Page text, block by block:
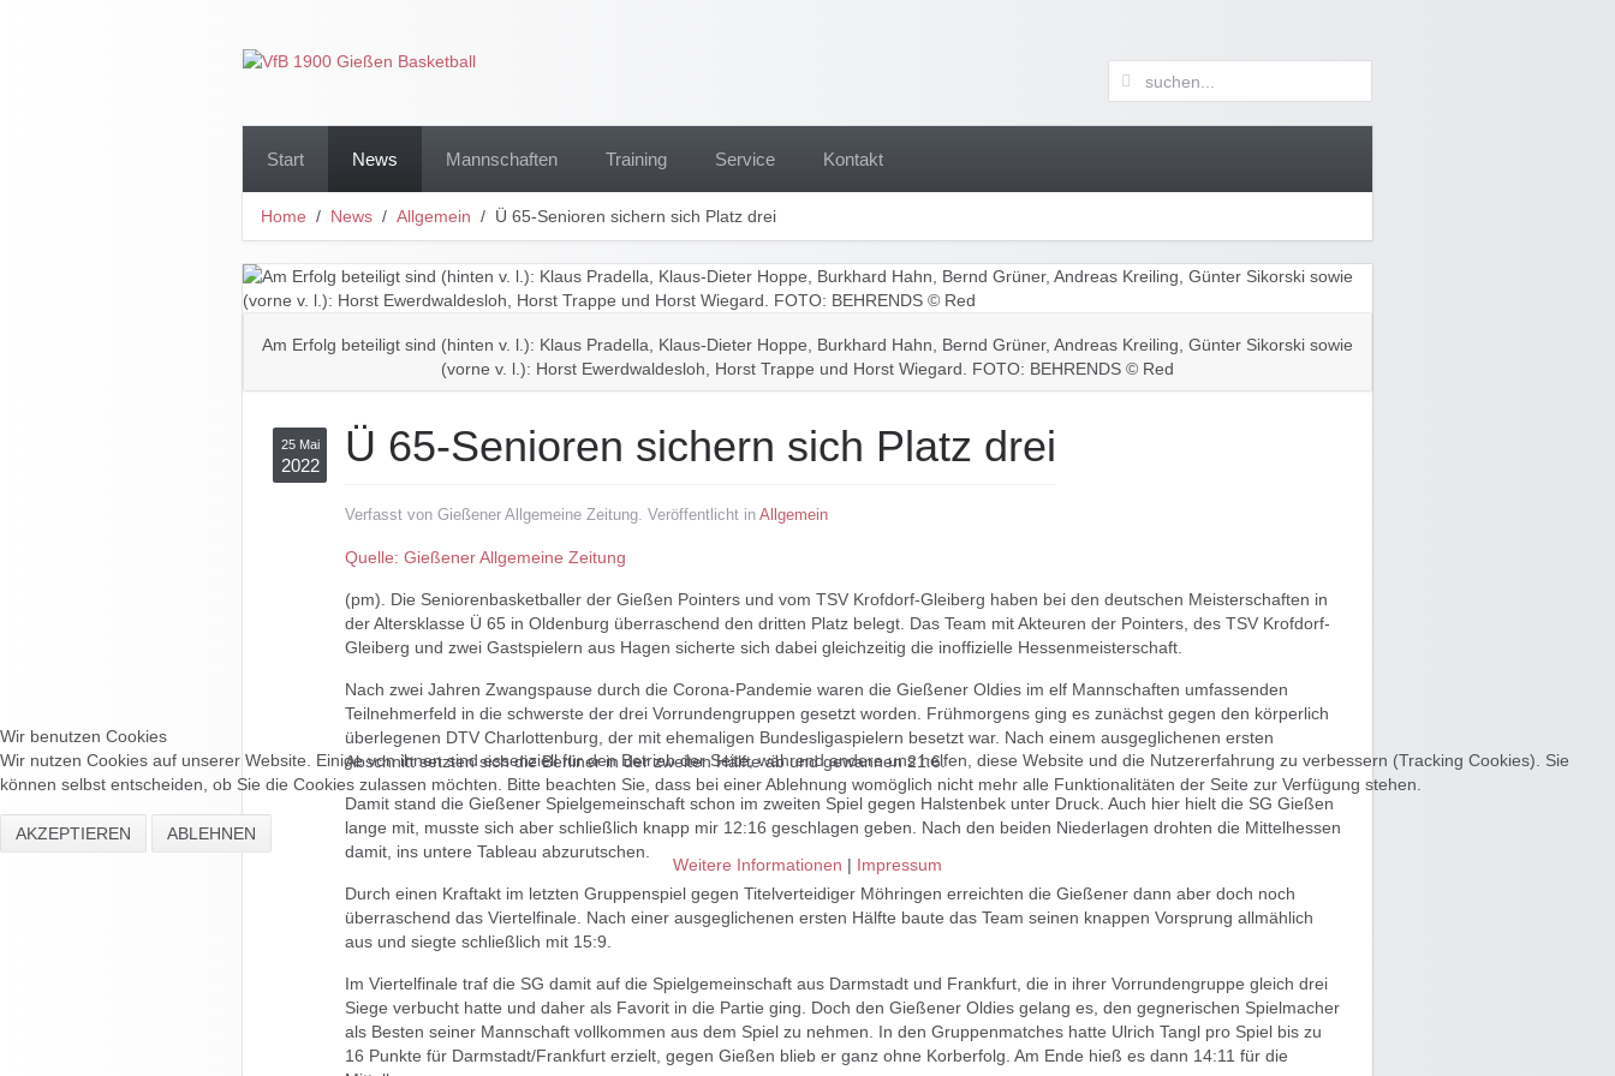
Start News Mannschaften Training Service Kontakt
Home News Allgemein Ü 65-Senioren sichern sich Platz drei
Am Erfolg beteiligt sind (hinten v. l.): Klaus Pradella, Klaus-Dieter Hoppe, Burkhard Hahn, Bernd Grüner, Andreas Kreiling, Günter Sikorski sowie
(vorne v. l.): Horst Ewerdwaldesloh, Horst Trappe und Horst Wiegard. FOTO: BEHRENDS © Red
25 Mai
2022 Ü 65-Senioren sichern sich Platz drei
Verfasst von Gießener Allgemeine Zeitung. Veröffentlicht in Allgemein
Quelle: Gießener Allgemeine Zeitung
(pm). Die Seniorenbasketballer der Gießen Pointers und vom TSV Krofdorf-Gleiberg haben bei den deutschen Meisterschaften in
der Altersklasse Ü 65 in Oldenburg überraschend den dritten Platz belegt. Das Team mit Akteuren der Pointers, des TSV Krofdorf-
Gleiberg und zwei Gastspielern aus Hagen sicherte sich dabei gleichzeitig die inoffizielle Hessenmeisterschaft.
Nach zwei Jahren Zwangspause durch die Corona-Pandemie waren die Gießener Oldies im elf Mannschaften umfassenden
Teilnehmerfeld in die schwerste der drei Vorrundengruppen gesetzt worden. Frühmorgens ging es zunächst gegen den körperlich
überlegenen DTV Charlottenburg, der mit ehemaligen Bundesligaspielern besetzt war. Nach einem ausgeglichenen ersten
Abschnitt setzten sich die Berliner in der zweiten Hälfte ab und gewannen 21:6.
Damit stand die Gießener Spielgemeinschaft schon im zweiten Spiel gegen Halstenbek unter Druck. Auch hier hielt die SG Gießen
lange mit, musste sich aber schließlich knapp mir 12:16 geschlagen geben. Nach den beiden Niederlagen drohten die Mittelhessen
damit, ins untere Tableau abzurutschen.
Durch einen Kraftakt im letzten Gruppenspiel gegen Titelverteidiger Möhringen erreichten die Gießener dann aber doch noch
überraschend das Viertelfinale. Nach einer ausgeglichenen ersten Hälfte baute das Team seinen knappen Vorsprung allmählich
aus und siegte schließlich mit 15:9.
Im Viertelfinale traf die SG damit auf die Spielgemeinschaft aus Darmstadt und Frankfurt, die in ihrer Vorrundengruppe gleich drei
Siege verbucht hatte und daher als Favorit in die Partie ging. Doch den Gießener Oldies gelang es, den gegnerischen Spielmacher
als Besten seiner Mannschaft vollkommen aus dem Spiel zu nehmen. In den Gruppenmatches hatte Ulrich Tangl pro Spiel bis zu
16 Punkte für Darmstadt/Frankfurt erzielt, gegen Gießen blieb er ganz ohne Korberfolg. Am Ende hieß es dann 14:11 für die
Wir benutzen Cookies
Wir nutzen Cookies auf unserer Website. Einige von ihnen sind essenziell für den Betrieb der Seite, während andere uns helfen, diese Website und die Nutzererfahrung zu verbessern (Tracking Cookies). Sie
können selbst entscheiden, ob Sie die Cookies zulassen möchten. Bitte beachten Sie, dass bei einer Ablehnung womöglich nicht mehr alle Funktionalitäten der Seite zur Verfügung stehen.
AKZEPTIEREN
ABLEHNEN
Weitere Informationen | Impressum